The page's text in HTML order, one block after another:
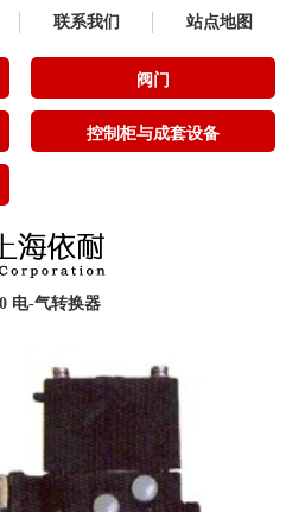
联系我们 站点地图
阀门
控制柜与成套设备
电-气转换器